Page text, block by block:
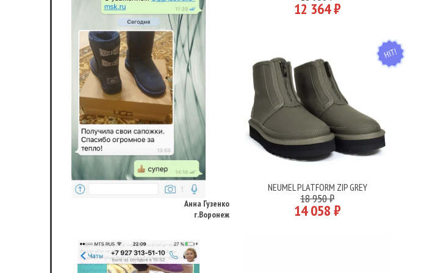
Анна Гузенко
г.Воронеж
12 364 ₽
HIT
Подробнее
NEUMEL PLATFORM ZIP GREY
18 950 ₽
14 058 ₽